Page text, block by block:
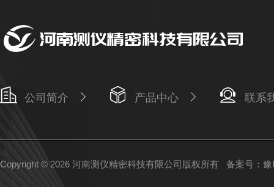
公司简介 产品中心 联系
Copyright © 2026 河南测仪精密科技有限公司版权所有 备案号：